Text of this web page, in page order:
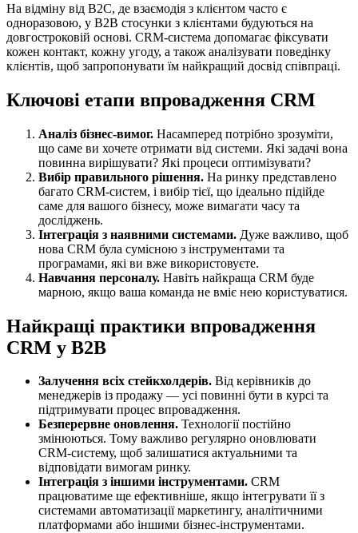
На відміну від B2C, де взаємодія з клієнтом часто є
одноразовою, у B2B стосунки з клієнтами будуються на
довгостроковій основі. CRM-система допомагає фіксувати
кожен контакт, кожну угоду, а також аналізувати поведінку
клієнтів, щоб запропонувати їм найкращий досвід співпраці.
Ключові етапи впровадження CRM
Аналіз бізнес-вимог. Насамперед потрібно зрозуміти,
що саме ви хочете отримати від системи. Які задачі вона
повинна вирішувати? Які процеси оптимізувати?
Вибір правильного рішення. На ринку представлено
багато CRM-систем, і вибір тієї, що ідеально підійде
саме для вашого бізнесу, може вимагати часу та
досліджень.
Інтеграція з наявними системами. Дуже важливо, щоб
нова CRM була сумісною з інструментами та
програмами, які ви вже використовуєте.
Навчання персоналу. Навіть найкраща CRM буде
марною, якщо ваша команда не вміє нею користуватися.
Найкращі практики впровадження
CRM у B2B
Залучення всіх стейкхолдерів. Від керівників до
менеджерів із продажу — усі повинні бути в курсі та
підтримувати процес впровадження.
Безперервне оновлення. Технології постійно
змінюються. Тому важливо регулярно оновлювати
CRM-систему, щоб залишатися актуальними та
відповідати вимогам ринку.
Інтеграція з іншими інструментами. CRM
працюватиме ще ефективніше, якщо інтегрувати її з
системами автоматизації маркетингу, аналітичними
платформами або іншими бізнес-інструментами.